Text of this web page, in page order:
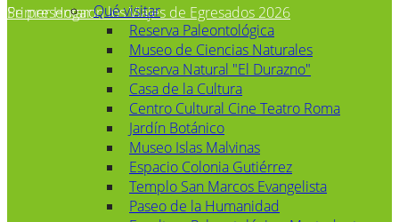
Primer Hogar
Se presentaron los Viajes de Egresados 2026
Qué visitar
Reserva Paleontológica
Museo de Ciencias Naturales
Reserva Natural "El Durazno"
Casa de la Cultura
Centro Cultural Cine Teatro Roma
Jardín Botánico
Museo Islas Malvinas
Espacio Colonia Gutiérrez
Templo San Marcos Evangelista
Paseo de la Humanidad